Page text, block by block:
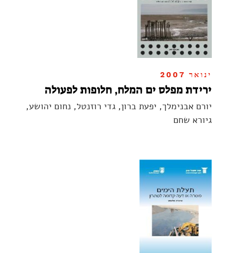
ינואר 2007
ירידת מפלס ים המלח, חלופות לפעולה
יורם אבנימלך, יפעת ברון, גדי רוזנטל, נחום יהושע,
גיורא שחם